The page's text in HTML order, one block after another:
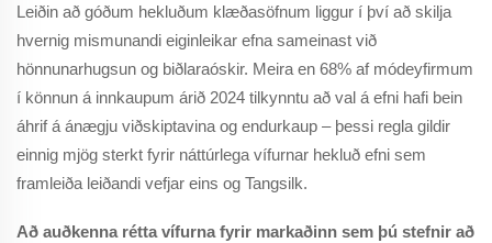
Leiðin að góðum hekluðum klæðasöfnum liggur í því að skilja
hvernig mismunandi eiginleikar efna sameinast við
hönnunarhugsun og biðlaraóskir. Meira en 68% af módeyfirmum
í könnun á innkaupum árið 2024 tilkynntu að val á efni hafi bein
áhrif á ánægju viðskiptavina og endurkaup – þessi regla gildir
einnig mjög sterkt fyrir náttúrlega vífurnar hekluð efni sem
framleiða leiðandi vefjar eins og Tangsilk.
Að auðkenna rétta vífurna fyrir markaðinn sem þú stefnir að